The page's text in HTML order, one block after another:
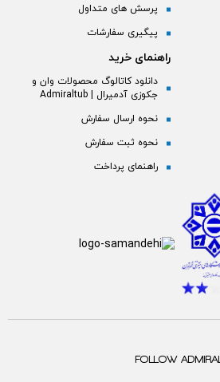
پرسش های متداول
پیگیری سفارشات
راهنمای خرید
دانلود کاتالوگ محصولات وان و
جکوزی آدمیرال | Admiraltub
نحوه ارسال سفارش
نحوه ثبت سفارش
راهنمای پرداخت
FOLLOW ADMIRAL